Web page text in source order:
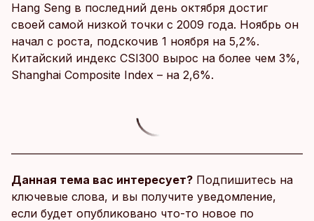
Hang Seng в последний день октября достиг
своей самой низкой точки с 2009 года. Ноябрь он
начал с роста, подскочив 1 ноября на 5,2%.
Китайский индекс CSI300 вырос на более чем 3%,
Shanghai Composite Index – на 2,6%.
Данная тема вас интересует? Подпишитесь на
ключевые слова, и вы получите уведомление,
если будет опубликовано что-то новое по